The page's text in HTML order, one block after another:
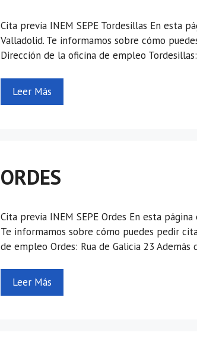
Cita previa INEM SEPE Tordesillas En esta
Valladolid. Te informamos sobre cómo
Dirección de la oficina de empleo
Leer Más
ORDES
Cita previa INEM SEPE Ordes En esta
Te informamos sobre cómo puedes pedir
de empleo Ordes: Rua de Galicia 23
Leer Más